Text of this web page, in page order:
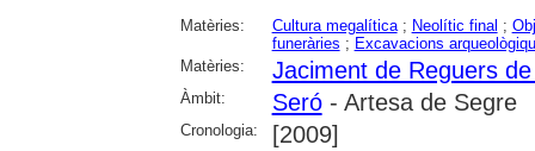
Matèries: Cultura megalítica; Neolític final ;
funeràries ; Excavacions
Matèries:
Jaciment de Reguers
Àmbit: Seró- Artesa de Segre
Cronologia: [2009]